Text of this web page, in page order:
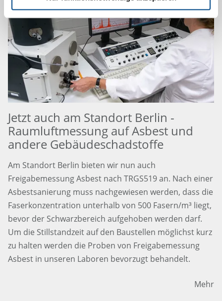
Jetzt auch am Standort Berlin -
Raumluftmessung auf Asbest und
andere Gebäudeschadstoffe
Am Standort Berlin bieten wir nun auch
Freigabemessung Asbest nach TRGS519 an. Nach einer
Asbestsanierung muss nachgewiesen werden, dass die
Faserkonzentration unterhalb von 500 Fasern/m³ liegt,
bevor der Schwarzbereich aufgehoben werden darf.
Um die Stillstandzeit auf den Baustellen möglichst kurz
zu halten werden die Proben von Freigabemessung
Asbest in unseren Laboren bevorzugt behandelt.
Mehr